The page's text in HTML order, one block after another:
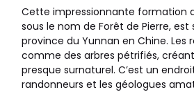
Cette impressionnante formation
sous le nom de Forêt de Pierre, est
province du Yunnan en Chine. Les
comme des arbres pétrifiés,
presque surnaturel. C’est un
randonneurs et les géologues